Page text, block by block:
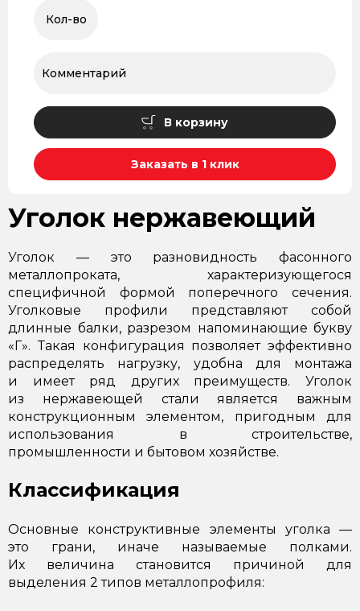
В корзину
Заказать в 1 клик
Уголок нержавеющий
Уголок — это разновидность фасонного
металлопроката, характеризующегося
специфичной формой поперечного сечения.
Уголковые профили представляют собой
длинные балки, разрезом напоминающие букву
«Г». Такая конфигурация позволяет эффективно
распределять нагрузку, удобна для монтажа
и имеет ряд других преимуществ. Уголок
из нержавеющей стали является важным
конструкционным элементом, пригодным для
использования в строительстве,
промышленности и бытовом хозяйстве.
Классификация
Основные конструктивные элементы уголка —
это грани, иначе называемые полками.
Их величина становится причиной для
выделения 2 типов металлопрофиля: